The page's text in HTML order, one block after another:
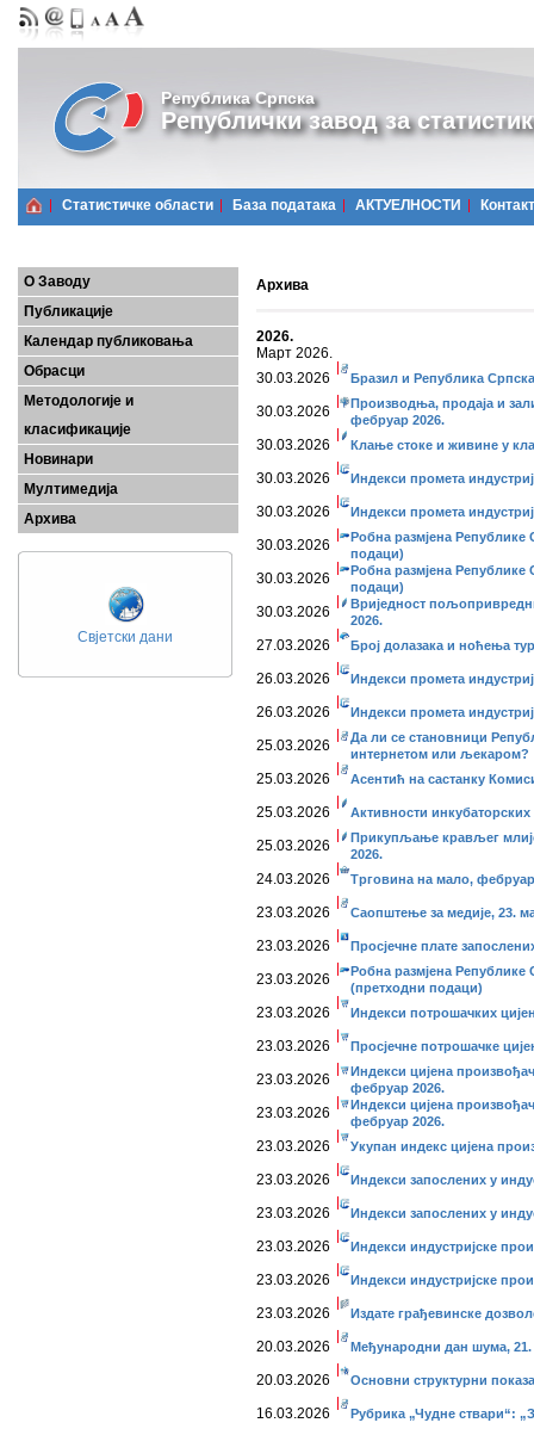
Република Српска
Републички завод за
Статистичке области Базa података АКТУЕЛНОСТИ Контакт
О Заводу
Публикације
Календар публиковања
Обрасци
Методологије и
класификације
Новинари
Мултимедија
Архива
Свјетски дани
Архива
2026.
Март 2026.
30.03.2026
Бразил и Република Српска
30.03.2026
Производња, продаја и
фебруар 2026.
30.03.2026 Клање стоке и живине у
30.03.2026 Индекси промета
30.03.2026 Индекси промета
30.03.2026
Робна размјена Републике
подаци)
30.03.2026
Робна размјена Републике
подаци)
30.03.2026
Вриједност
2026.
27.03.2026 Број долазака и ноћења
26.03.2026 Индекси промета
26.03.2026 Индекси промета
25.03.2026
Да ли се становници
интернетом или љекаром?
25.03.2026 Асентић на састанку
25.03.2026 Активности
25.03.2026
Прикупљање крављег
2026.
24.03.2026 Трговина на мало,
23.03.2026 Саопштење за медије, 23.
23.03.2026 Просјечне плате
23.03.2026
Робна размјена Републике
(претходни подаци)
23.03.2026 Индекси потрошачких
23.03.2026 Просјечне потрошачке
23.03.2026
Индекси цијена
фебруар 2026.
23.03.2026
Индекси цијена
фебруар 2026.
23.03.2026 Укупан индекс цијена
23.03.2026 Индекси запослених у
23.03.2026 Индекси запослених у
23.03.2026 Индекси индустријске
23.03.2026 Индекси индустријске
23.03.2026 Издате грађевинске
20.03.2026 Међународни дан шума, 21.
20.03.2026 Основни структурни
16.03.2026 Рубрика „Чудне ствари“: